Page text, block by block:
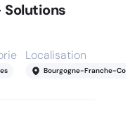
Localisation
Bourgogne-Franche-